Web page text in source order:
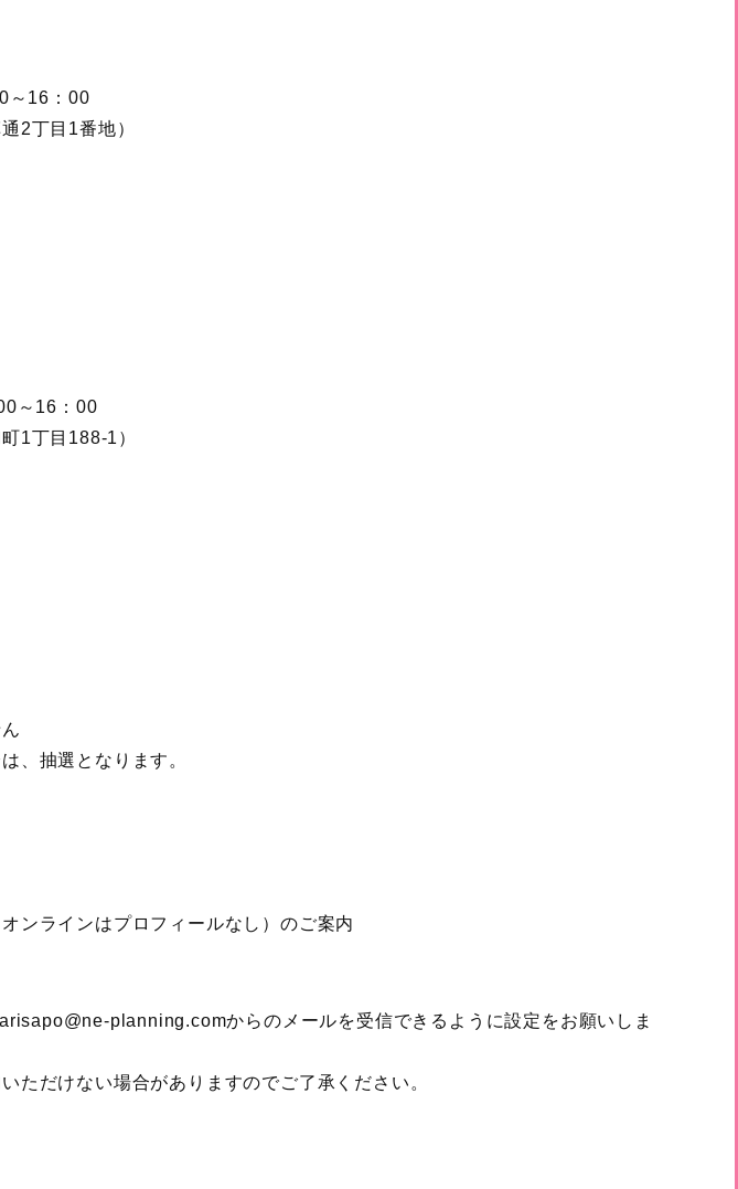
～16：00
2丁目1番地）
～16：00
1丁目188-1）
、抽選となります。
ンラインはプロフィールなし）のご案内
planning.comからのメールを受信できるように設定をお願いしま
ただけない場合がありますのでご了承ください。